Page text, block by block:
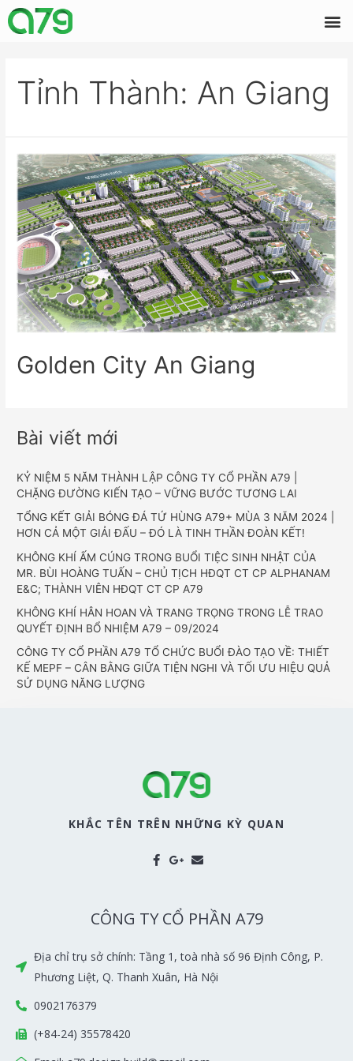
Tỉnh Thành: An Giang
Golden City An Giang
Bài viết mới
KỶ NIỆM 5 NĂM THÀNH LẬP CÔNG TY CỔ PHẦN A79 |
CHẶNG ĐƯỜNG KIẾN TẠO – VỮNG BƯỚC TƯƠNG LAI
TỔNG KẾT GIẢI BÓNG ĐÁ TỨ HÙNG A79+ MÙA 3 NĂM 2024 |
HƠN CẢ MỘT GIẢI ĐẤU – ĐÓ LÀ TINH THẦN ĐOÀN KẾT!
KHÔNG KHÍ ẤM CÚNG TRONG BUỔI TIỆC SINH NHẬT CỦA
MR. BÙI HOÀNG TUẤN – CHỦ TỊCH HĐQT CT CP ALPHANAM
E&C; THÀNH VIÊN HĐQT CT CP A79
KHÔNG KHÍ HÂN HOAN VÀ TRANG TRỌNG TRONG LỄ TRAO
QUYẾT ĐỊNH BỔ NHIỆM A79 – 09/2024
CÔNG TY CỔ PHẦN A79 TỔ CHỨC BUỔI ĐÀO TẠO VỀ: THIẾT
KẾ MEPF – CÂN BẰNG GIỮA TIỆN NGHI VÀ TỐI ƯU HIỆU QUẢ
SỬ DỤNG NĂNG LƯỢNG
KHẮC TÊN TRÊN NHỮNG KỲ QUAN
CÔNG TY CỔ PHẦN A79
Địa chỉ trụ sở chính: Tầng 1, toà nhà số 96 Định Công, P.
Phương Liệt, Q. Thanh Xuân, Hà Nội
0902176379
(+84-24) 35578420